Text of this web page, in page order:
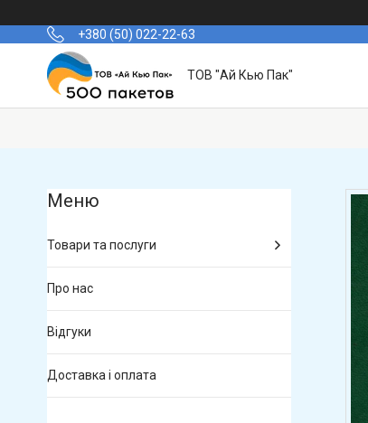
+380 (50) 022-22-63
ТОВ "Ай Кью Пак"
Товари та послуги
Про нас
Відгуки
Доставка і оплата